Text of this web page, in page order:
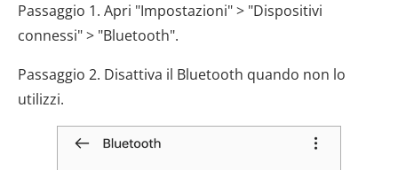
Passaggio 1. Apri "Impostazioni" > "Dispositivi
connessi" > "Bluetooth".
Passaggio 2. Disattiva il Bluetooth quando non lo
utilizzi.